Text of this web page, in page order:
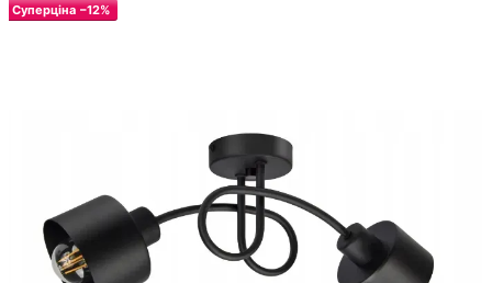
Суперціна −12%